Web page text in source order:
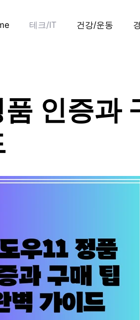
테크/IT 건강/운동
인증과